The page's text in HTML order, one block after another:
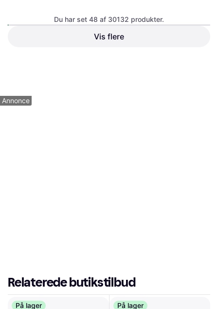
Medium
Sengeramme 180X200cm
opbevaring, Farve: Sort,
Du har set 48 af 30132 produkter.
Vis flere
Annonce
Relaterede butikstilbud
På lager På lager